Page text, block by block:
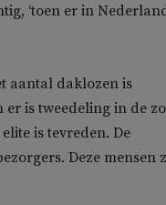
‘toen er in
aantal daklozen is
is tweedeling in de
is tevreden. De
Deze mensen